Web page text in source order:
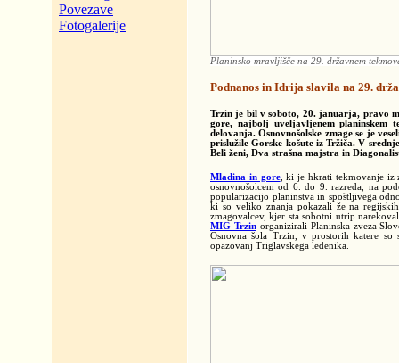
Povezave
Fotogalerije
Planinsko mravljišče na 29. državnem
Podnanos in Idrija slavila na 29.
Trzin je bil v soboto, 20. januarja, pravo
gore, najbolj uveljavljenem planinskem
delovanja. Osnovnošolske zmage se je
prislužile Gorske košute iz Tržiča. V
Beli ženi, Dva strašna majstra in
Mladina in gore, ki je hkrati tekmovanje iz
osnovnošolcem od 6. do 9. razreda, na
popularizacijo planinstva in spoštljivega
ki so veliko znanja pokazali že na
zmagovalcev, kjer sta sobotni utrip
MIG Trzinorganizirali Planinska zveza
Osnovna šola Trzin, v prostorih katere
opazovanj Triglavskega ledenika.